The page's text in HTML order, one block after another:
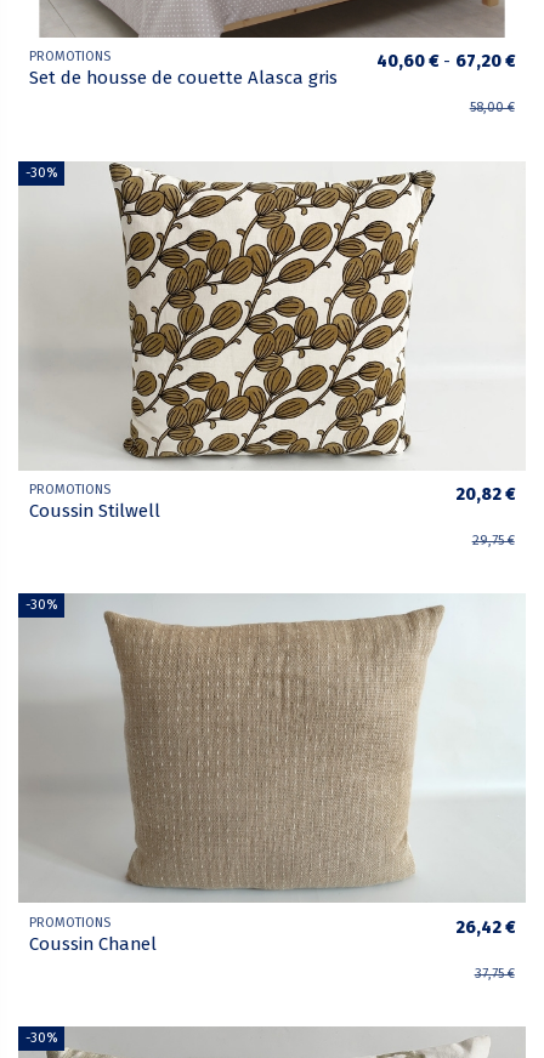
PROMOTIONS
Set de housse de couette Alasca gris
40,60 € - 67,20 €
58,00 €
-30%
PROMOTIONS
Coussin Stilwell
20,82 €
29,75 €
-30%
PROMOTIONS
Coussin Chanel
26,42 €
37,75 €
-30%